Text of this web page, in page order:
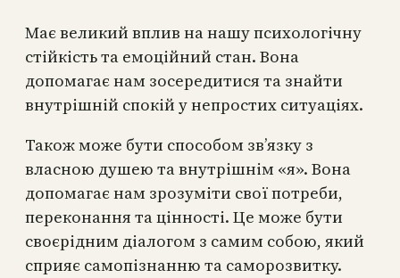
Має великий вплив на нашу психологічну
стійкість та емоційний стан. Вона
допомагає нам зосередитися та знайти
внутрішній спокій у непростих ситуаціях.
Також може бути способом зв’язку з
власною душею та внутрішнім «я». Вона
допомагає нам зрозуміти свої потреби,
переконання та цінності. Це може бути
своєрідним діалогом з самим собою, який
сприяє самопізнанню та саморозвитку.